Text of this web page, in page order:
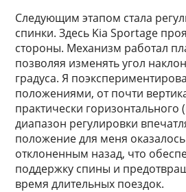
Следующим этапом стала
спинки. Здесь Kia Sportage
стороны. Механизм работал
позволяя изменять угол
градуса. Я
положениями, от почти
практически горизонтального
диапазон регулировки
положение для меня
отклоненным назад, что
поддержку спины и
время длительных поездок.